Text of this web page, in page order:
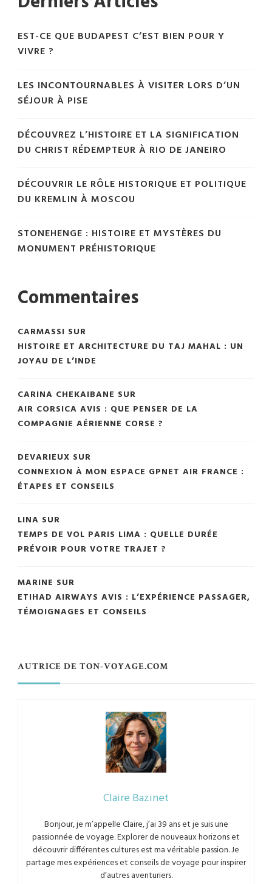
EST-CE QUE BUDAPEST C’EST BIEN POUR Y
VIVRE ?
LES INCONTOURNABLES À VISITER LORS D’UN
SÉJOUR À PISE
DÉCOUVREZ L’HISTOIRE ET LA SIGNIFICATION
DU CHRIST RÉDEMPTEUR À RIO DE JANEIRO
DÉCOUVRIR LE RÔLE HISTORIQUE ET POLITIQUE
DU KREMLIN À MOSCOU
STONEHENGE : HISTOIRE ET MYSTÈRES DU
MONUMENT PRÉHISTORIQUE
Commentaires
CARMASSI SUR
HISTOIRE ET ARCHITECTURE DU TAJ MAHAL : UN
JOYAU DE L’INDE
CARINA CHEKAIBANE SUR
AIR CORSICA AVIS : QUE PENSER DE LA
COMPAGNIE AÉRIENNE CORSE ?
DEVARIEUX SUR
CONNEXION À MON ESPACE GPNET AIR FRANCE :
ÉTAPES ET CONSEILS
LINA SUR
TEMPS DE VOL PARIS LIMA : QUELLE DURÉE
PRÉVOIR POUR VOTRE TRAJET ?
MARINE SUR
ETIHAD AIRWAYS AVIS : L’EXPÉRIENCE PASSAGER,
TÉMOIGNAGES ET CONSEILS
AUTRICE DE TON-VOYAGE.COM
Claire Bazinet
Bonjour, je m’appelle Claire, j’ai 39 ans et je suis une
passionnée de voyage. Explorer de nouveaux horizons et
découvrir différentes cultures est ma véritable passion. Je
partage mes expériences et conseils de voyage pour inspirer
d’autres aventuriers.